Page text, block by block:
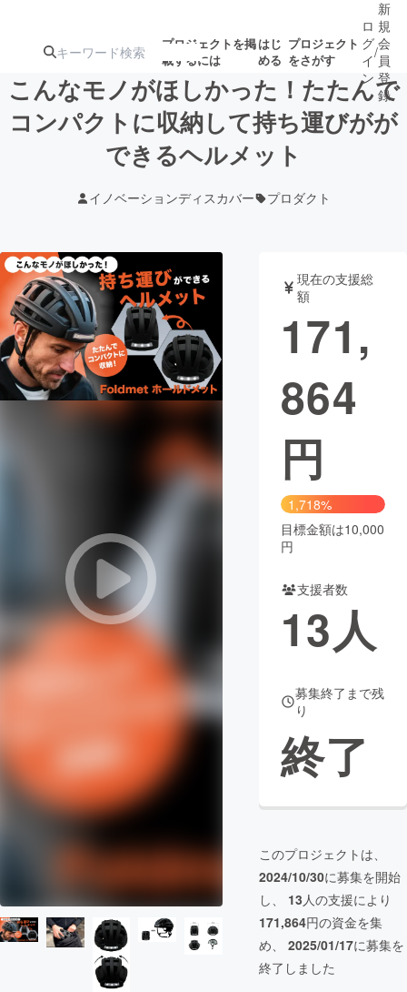
プロジェクトを掲
載するには
はじ
める
プロジェクト
をさがす
注目のリ 注目の新着プロ
ジェクト
募集終了が近いプ
テクノロジー・ガジェット
映像・映画 書籍・雑誌
ビジネス・起業 チャレンジ
まちづくり・地域活性化
CAMPFIRE for Social Good CAMPFIRE Creation
CAMPFIREふるさと納税
コミュニティ
ロ
グ
イ
ン
/
新
規
会
員
登
録
こんなモノがほしかった！たたんで
コンパクトに収納して持ち運びがが
できるヘルメット
イノベーションディスカバー プロダクト
現在の支援総
額
171,
864
円
1,718%
目標金額は10,000
円
支援者数
13人
募集終了まで残
り
終了
このプロジェクトは、
2024/10/30に募集を開始
し、 13人の支援により
171,864円の資金を集
め、 2025/01/17に募集を
終了しました